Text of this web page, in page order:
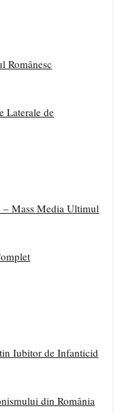
Românesc
Laterale de
– Mass Media Ultimul
Iubitor de Infanticid
din România